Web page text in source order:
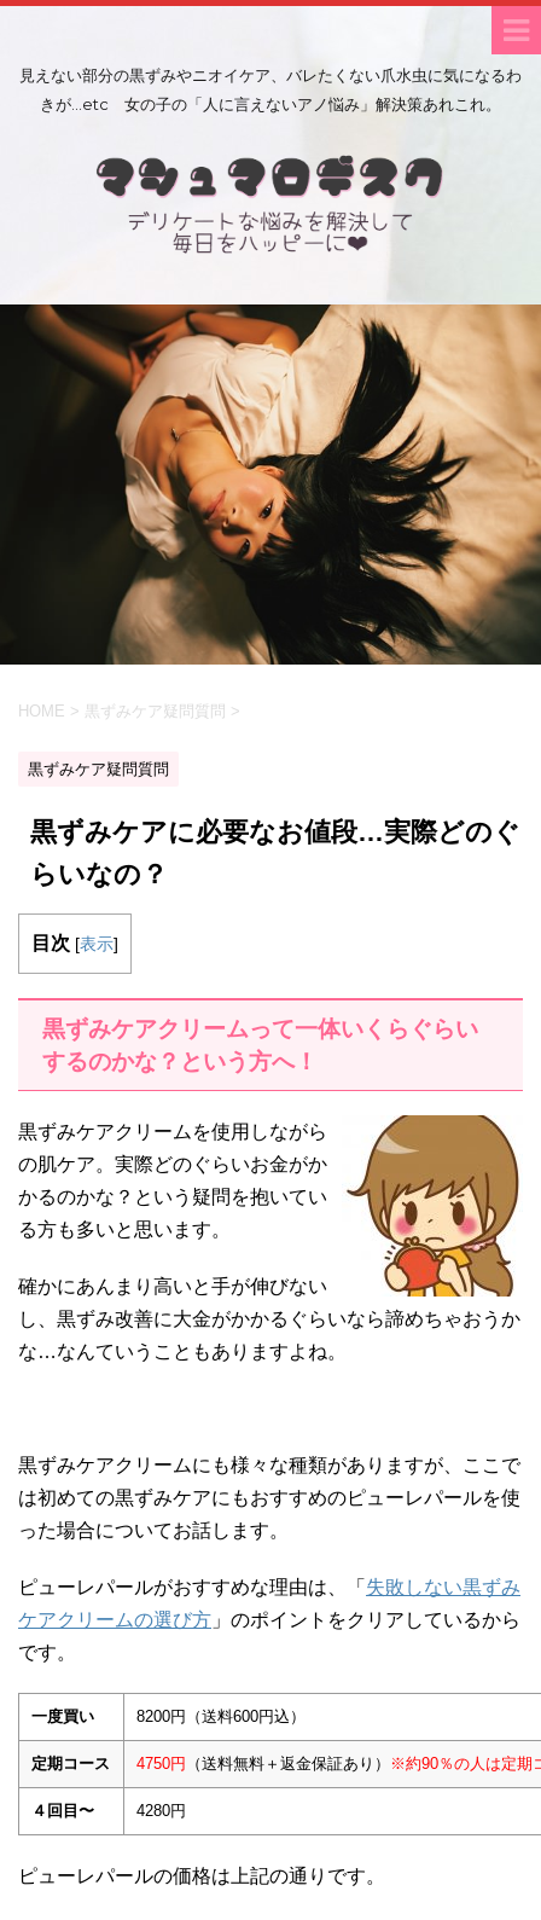
見えない部分の黒ずみやニオイケア、バレたくない爪水虫に気になるわ
きが…etc 女の子の「人に言えないアノ悩み」解決策あれこれ。
HOME > 黒ずみケア疑問質問 >
黒ずみケア疑問質問
黒ずみケアに必要なお値段…実際どのぐ
らいなの？
目次 [表示]
黒ずみケアクリームって一体いくらぐらい
するのかな？という方へ！
黒ずみケアクリームを使用しながら
の肌ケア。実際どのぐらいお金がか
かるのかな？という疑問を抱いてい
る方も多いと思います。
確かにあんまり高いと手が伸びない
し、黒ずみ改善に大金がかかるぐらいなら諦めちゃおうか
な…なんていうこともありますよね。
黒ずみケアクリームにも様々な種類がありますが、ここで
は初めての黒ずみケアにもおすすめのピューレパールを使
った場合についてお話します。
ピューレパールがおすすめな理由は、「 失敗しない黒ずみ
ケアクリームの選び方 」のポイントをクリアしているから
です。
一度買い 8200円（送料600円込）
定期コース 4750円 （送料無料＋返金保証あり） ※約90％の人は定期
４回目〜 4280円
ピューレパールの価格は上記の通りです。